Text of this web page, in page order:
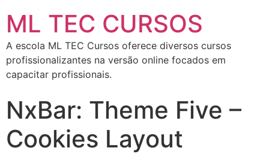
ML TEC CURSOS
A escola ML TEC Cursos oferece diversos cursos
profissionalizantes na versão online focados em
capacitar profissionais.
NxBar: Theme Five –
Cookies Layout